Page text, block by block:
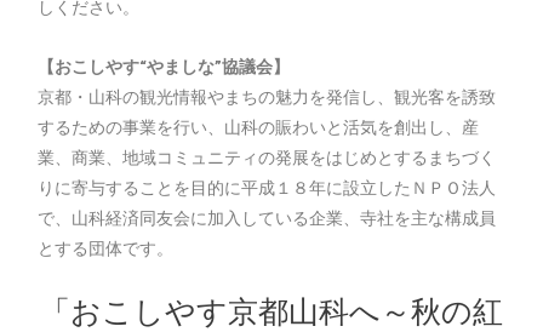
しください。
【おこしやす“やましな”協議会】
京都・山科の観光情報やまちの魅力を発信し、観光客を誘致
するための事業を行い、山科の賑わいと活気を創出し、産
業、商業、地域コミュニティの発展をはじめとするまちづく
りに寄与することを目的に平成１８年に設立したＮＰＯ法人
で、山科経済同友会に加入している企業、寺社を主な構成員
とする団体です。
「おこしやす京都山科へ～秋の紅